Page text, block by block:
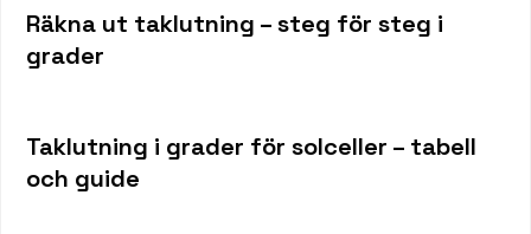
Räkna ut taklutning – steg för steg i
grader
Taklutning i grader för solceller – tabell
och guide